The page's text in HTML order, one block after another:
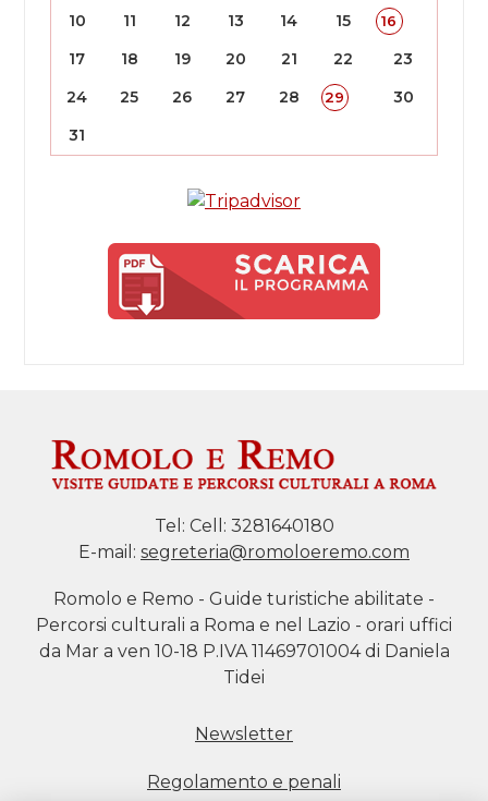
10
11 12 13 14 15 16
17 18 19 20 21 22
23
24
25 26 27 28 29
30
31
Tel: Cell: 3281640180
E-mail: segreteria@romoloeremo.com
Romolo e Remo - Guide turistiche abilitate -
Percorsi culturali a Roma e nel Lazio - orari uffici
da Mar a ven 10-18 P.IVA 11469701004 di Daniela
Tidei
Newsletter
Regolamento e penali